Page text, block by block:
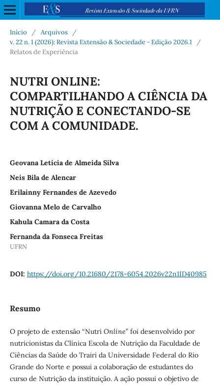
Início / Arquivos
/
v. 22 n. 1 (2026): Revista Extensão & Sociedade - Edição 2026.1
/
Relatos de Experiência
NUTRI ONLINE:
COMPARTILHANDO A CIÊNCIA DA
NUTRIÇÃO E CONECTANDO-SE
COM A COMUNIDADE.
Geovana Letícia de Almeida Silva
Neis Bila de Alencar
Erilainny Fernandes de Azevedo
Giovanna Melo de Carvalho
Kahula Camara da Costa
Fernanda da Fonseca Freitas
UFRN
DOI: https://doi.org/10.21680/2178-6054.2026v22n1ID40985
Resumo
O projeto de extensão “Nutri Online” foi desenvolvido por
nutricionistas da Clínica Escola de Nutrição da Faculdade de
Ciências da Saúde do Trairi da Universidade Federal do Rio
Grande do Norte e possui a colaboração de estudantes do
curso de Nutrição da instituição. A ação possui o objetivo de